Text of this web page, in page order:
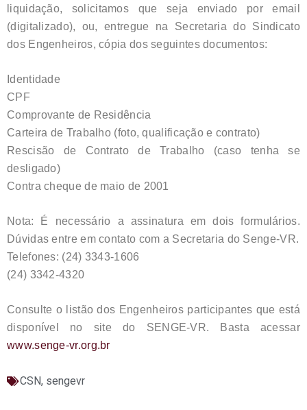
liquidação, solicitamos que seja enviado por email
(digitalizado), ou, entregue na Secretaria do Sindicato
dos Engenheiros, cópia dos seguintes documentos:
Identidade
CPF
Comprovante de Residência
Carteira de Trabalho (foto, qualificação e contrato)
Rescisão de Contrato de Trabalho (caso tenha se
desligado)
Contra cheque de maio de 2001
Nota: É necessário a assinatura em dois formulários.
Dúvidas entre em contato com a Secretaria do Senge-VR.
Telefones: (24) 3343-1606
(24) 3342-4320
Consulte o listão dos Engenheiros participantes que está
disponível no site do SENGE-VR. Basta acessar
www.senge-vr.org.br
CSN, sengevr